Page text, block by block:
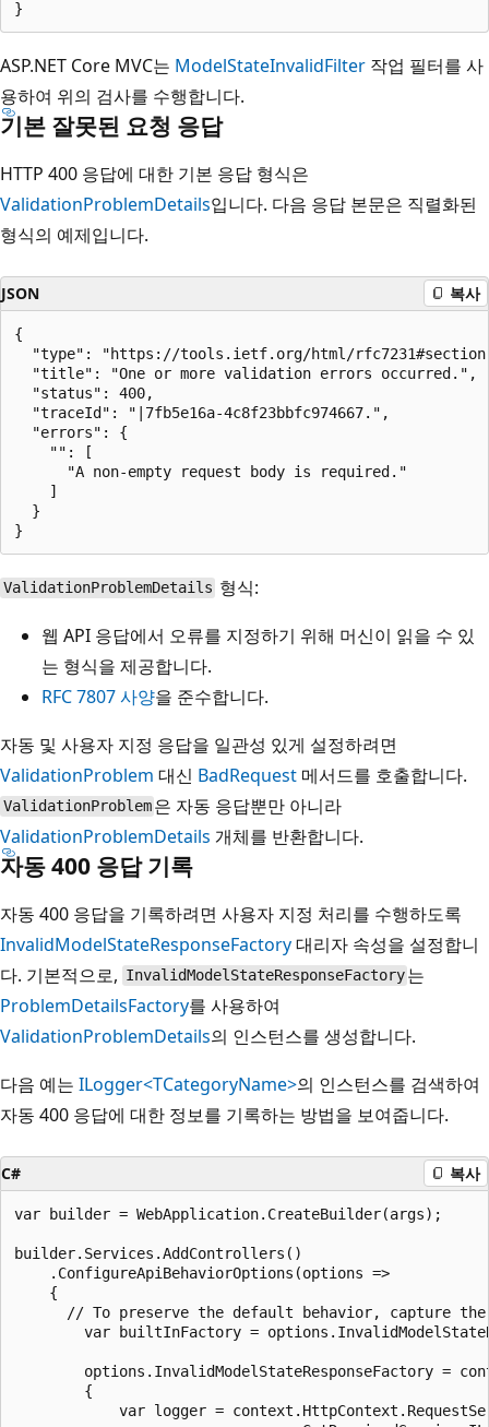
ASP.NET Core MVC는 ModelStateInvalidFilter 작업 필터를 사
용하여 위의 검사를 수행합니다.
기본 잘못된 요청 응답
HTTP 400 응답에 대한 기본 응답 형식은
ValidationProblemDetails입니다. 다음 응답 본문은 직렬화된
형식의 예제입니다.
JSON 복사
{
"type": "https://tools.ietf.org/html/
  "title": "One or more validation errors occurred.",
  "status": 400,
  "traceId": "|7fb5e16a-4c8f23bbfc974667.",
  "errors": {
    "": [
      "A non-empty request body is required."
    ]
  }
ValidationProblemDetails 형식:
웹 API 응답에서 오류를 지정하기 위해 머신이 읽을 수 있
는 형식을 제공합니다.
RFC 7807 사양을 준수합니다.
자동 및 사용자 지정 응답을 일관성 있게 설정하려면
ValidationProblem 대신 BadRequest 메서드를 호출합니다.
ValidationProblem 은 자동 응답뿐만 아니라
ValidationProblemDetails 개체를 반환합니다.
자동 400 응답 기록
자동 400 응답을 기록하려면 사용자 지정 처리를 수행하도록
InvalidModelStateResponseFactory대리자 속성을 설정합니
다. 기본적으로, InvalidModelStateResponseFactory 는
ProblemDetailsFactory를 사용하여
ValidationProblemDetails의 인스턴스를 생성합니다.
다음 예는 ILogger<TCategoryName>의 인스턴스를 검색하여
자동 400 응답에 대한 정보를 기록하는 방법을 보여줍니다.
C# 복사
var builder = WebApplication.CreateBuilder(args);
builder.Services.AddControllers()
    .ConfigureApiBehaviorOptions(options =>
    {
// To preserve the default behavior, capture
var builtInFactory =
options.InvalidModelStateResponseFactory =
        {
var logger =